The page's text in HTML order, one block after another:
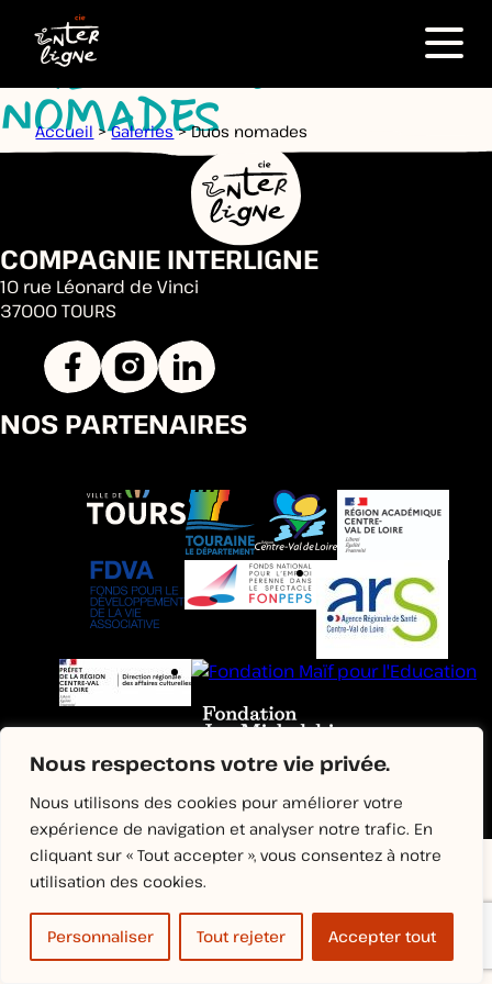
Nous respectons votre vie privée.
Nous utilisons des cookies pour améliorer votre
expérience de navigation et analyser notre trafic. En
cliquant sur « Tout accepter », vous consentez à notre
utilisation des cookies.
Personnaliser Tout rejeter Accepter tout
Menu
Accueil >Galeries>Duos nomades
GALERIE - DUOS
NOMADES
COMPAGNIE INTERLIGNE
10 rue Léonard de Vinci
37000 TOURS
NOS PARTENAIRES
Politique de confidentialité